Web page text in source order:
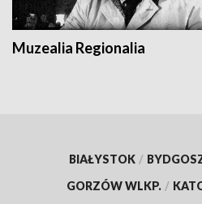
Muzealia Regionalia
BIAŁYSTOK /
GORZÓW WLKP. /